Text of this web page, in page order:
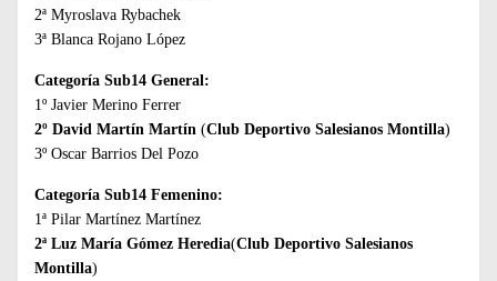
2ª Myroslava Rybachek
3ª Blanca Rojano López
Categoría Sub14 General:
1º Javier Merino Ferrer
2º David Martín Martín (Club Deportivo Salesianos Montilla)
3º Oscar Barrios Del Pozo
Categoría Sub14 Femenino:
1ª Pilar Martínez Martínez
2ª Luz María Gómez Heredia(Club Deportivo Salesianos
Montilla)